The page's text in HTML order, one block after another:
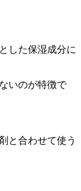
した保湿成分に
いのが特徴で
と合わせて使う